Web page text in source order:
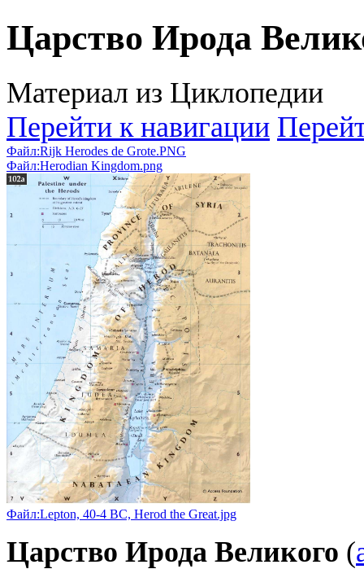
Царство Ирода
Материал из Циклопедии
Перейти к навигации
Файл:Rijk Herodes de Grote.PNG
Файл:Herodian Kingdom.png
Файл:Lepton, 40-4 BC, Herod the Great.jpg
Царство Ирода Великого (